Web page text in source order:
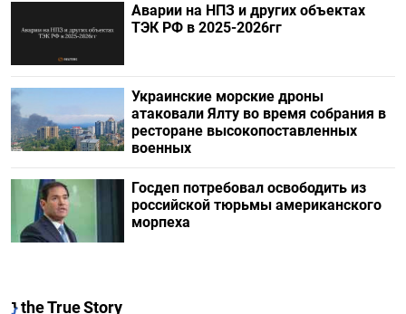
Аварии на НПЗ и других объектах
ТЭК РФ в 2025-2026гг
Украинские морские дроны
атаковали Ялту во время собрания в
ресторане высокопоставленных
военных
Госдеп потребовал освободить из
российской тюрьмы американского
морпеха